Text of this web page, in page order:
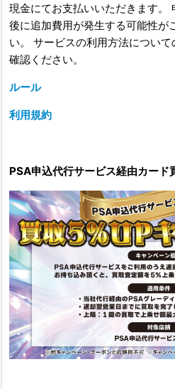
現金にてお支払いいただきます。
後に追加費用が発生する可能性が
い。 サービスの利用方法につい
確認ください。
ルール
利用規約
PSA申込代行サービス経由カード